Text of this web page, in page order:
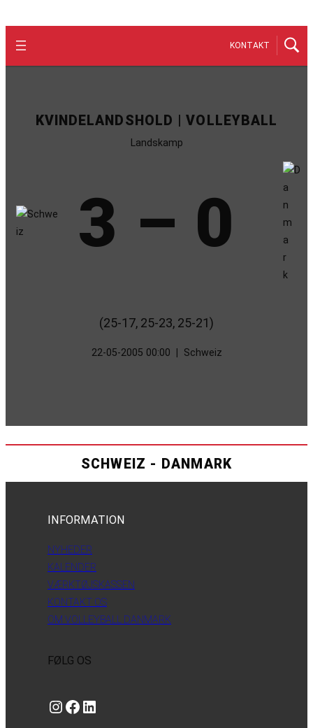
KONTAKT
KVINDELANDSHOLD | VOLLEYBALL
Landskamp
3 – 0
(25-17, 25-23, 25-21)
22-05-2005 00:00 Schweiz
SCHWEIZ - DANMARK
INFORMATION
NYHEDER
KALENDER
VÆRKTØJSKASSEN
KONTAKT OS
OM VOLLEYBALL DANMARK
FØLG OS
Instagram https://www.facebook.com/danishbeachvolleytour LinkedIn